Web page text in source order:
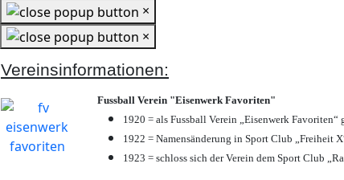
×
×
Vereinsinformationen:
Fussball Verein "Eisenwerk Favoriten"
1920 = als Fussball Verein „Eisenwerk Favoriten“
1922 = Namensänderung in Sport Club „Freiheit
1923 = schloss sich der Verein dem Sport Club